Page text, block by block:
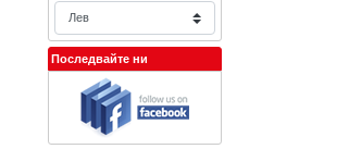
Последвайте ни